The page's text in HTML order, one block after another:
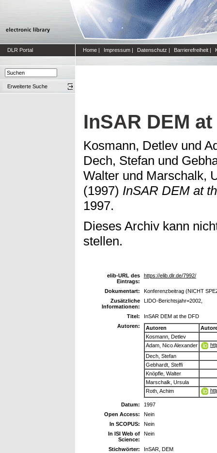
DLR Portal Home | Impressum | Datenschutz | Barrierefreiheit |
Erweiterte Suche
InSAR DEM
Kosmann, Detlev und
Dech, Stefan und
Walter und Marschalk,
(1997) InSAR DEM at
1997.
Dieses Archiv kann
stellen.
elib-URL des
Eintrags:
https://elib.dlr.de/7992/
Dokumentart:
Konferenzbeitrag (NICHT
Zusätzliche
Informationen:
LIDO-Berichtsjahr=2002,
Titel:
InSAR DEM at the DFD
Autoren:
Autoren
Kosmann, Detlev
Adam, Nico Alexander
Dech, Stefan
Gebhardt, Steffi
Knöpfle, Walter
Marschalk, Ursula
Roth, Achim
Datum:
1997
Open Access:
Nein
In SCOPUS:
Nein
In ISI Web of
Science:
Nein
Stichwörter:
InSAR, DEM